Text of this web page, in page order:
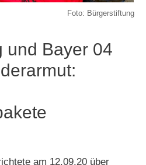
Foto: Bürgerstiftung
und Bayer 04
am 12.09.20 über